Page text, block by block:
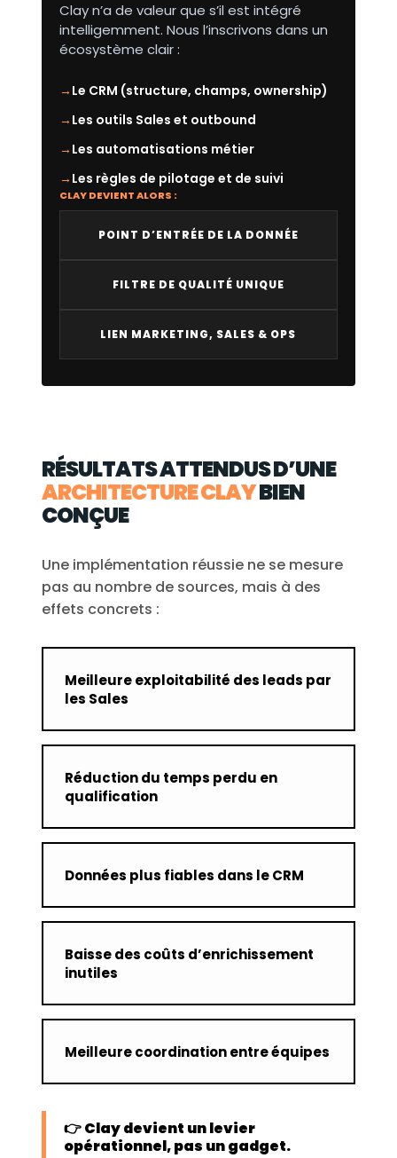
Clay n’a de valeur que s’il est intégré
intelligemment. Nous l’inscrivons dans un
écosystème clair :
Le CRM (structure, champs, ownership)
Les outils Sales et outbound
Les automatisations métier
Les règles de pilotage et de suivi
CLAY DEVIENT ALORS :
POINT D’ENTRÉE DE LA DONNÉE
FILTRE DE QUALITÉ UNIQUE
LIEN MARKETING, SALES & OPS
RÉSULTATS ATTENDUS D’UNE
ARCHITECTURE CLAYBIEN
CONÇUE
Une implémentation réussie ne se mesure
pas au nombre de sources, mais à des
effets concrets :
Meilleure exploitabilité des leads par
les Sales
Réduction du temps perdu en
qualification
Données plus fiables dans le CRM
Baisse des coûts d’enrichissement
inutiles
Meilleure coordination entre équipes
👉 Clay devient un levier
opérationnel, pas un gadget.